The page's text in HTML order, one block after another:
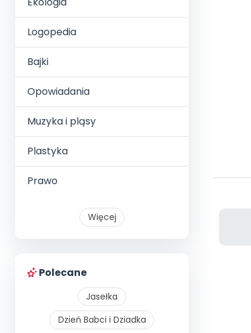
Logopedia
Bajki
Opowiadania
Muzyka i pląsy
Plastyka
Prawo
Więcej
Polecane
Jasełka
Dzień Babci i Dziadka